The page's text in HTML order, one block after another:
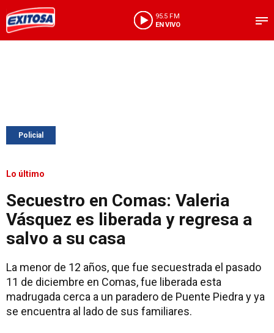
95.5 FM
EN VIVO
Policial
Lo último
Secuestro en Comas: Valeria
Vásquez es liberada y regresa a
salvo a su casa
La menor de 12 años, que fue secuestrada el pasado
11 de diciembre en Comas, fue liberada esta
madrugada cerca a un paradero de Puente Piedra y ya
se encuentra al lado de sus familiares.